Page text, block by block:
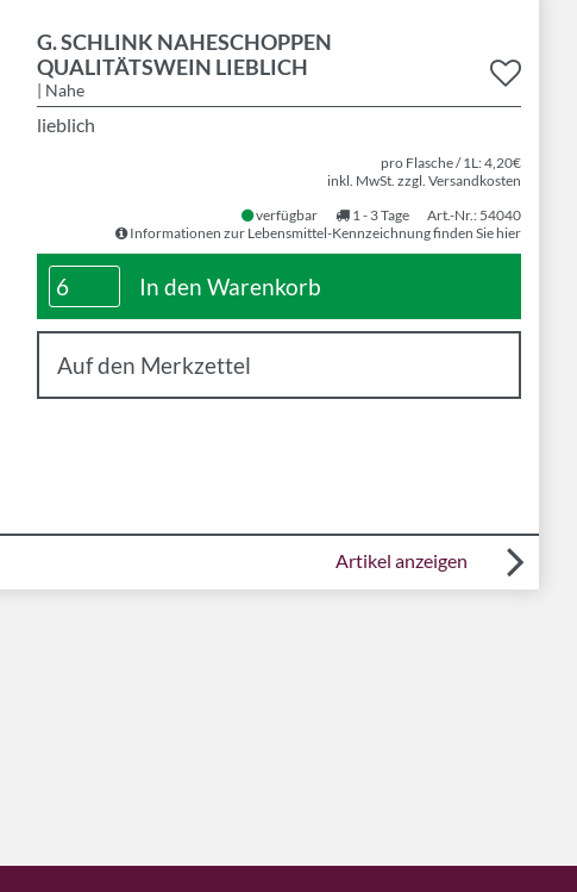
G. SCHLINK NAHESCHOPPEN
QUALITÄTSWEIN LIEBLICH
| Nahe
lieblich
pro Flasche / 1L: 4,20€
inkl. MwSt. zzgl. Versandkosten
verfügbar
1 - 3 Tage
Art.-Nr.: 54040
Informationen zur Lebensmittel-Kennzeichnung finden Sie hier
Artikel anzeigen